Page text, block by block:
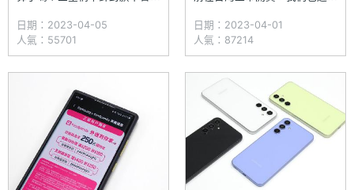
購」優惠活動，只要在 5/31 前
於三星智慧館購買 SAMSUNG
Galaxy S23 Ultra，加碼送
3,000 元配件購物金，選購
Galaxy S23、S23+ 即贈 2
日期：2023-04-05
人氣：55701
理器的 Galaxy A54 你會買
嗎？」收集網友們的意見，調查
期間吸引許多網友熱烈參與討
論，究竟網友們為何願意入手，
不願意買的原因又是什麼呢？小
編就為大家整理網友們如
日期：2023-04-01
人氣：87214